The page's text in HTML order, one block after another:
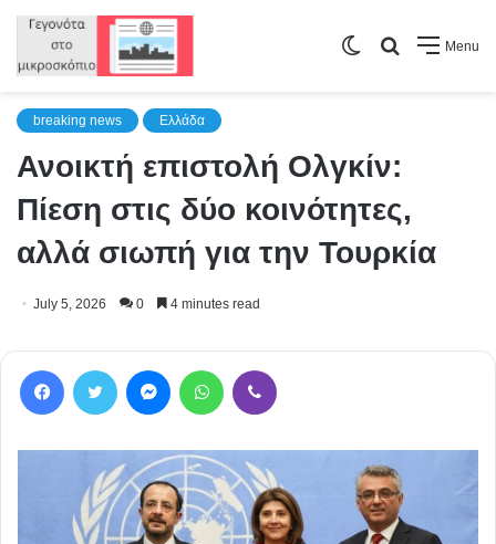
Menu
Search
Switch
breaking news Ελλάδα
Ανοικτή επιστολή Ολγκίν:
Πίεση στις δύο κοινότητες,
αλλά σιωπή για την Τουρκία
July 5, 2026 0 4 minutes read